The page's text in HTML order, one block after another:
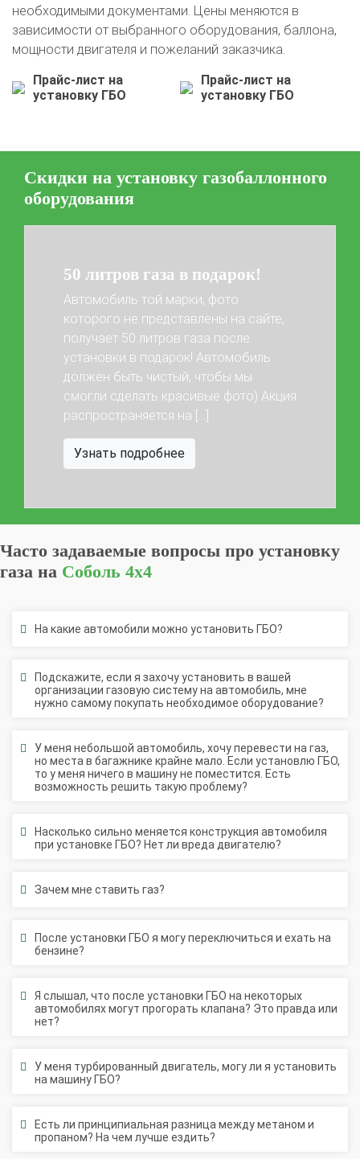
О автосервисе
Отзывы клиентов
Установка ГБО за 6 часов
BRC
OMVL LOVATO KME Digitronic
Цена на установку ГБО
Полная диагностика ГБО
Чистка и регулировка форсунок
Замена датчика давления
Замена баллона
Установка редуктора
Регистрация ГБО в ГИБДД
Штрафы в 2026 году
Документы для регистрации
Свидетельство на ГБО
необходимыми документами. Цены меняются в
зависимости от выбранного оборудования, баллона,
мощности двигателя и пожеланий заказчика.
Прайс-лист на
установку ГБО
Прайс-лист на
установку ГБО
Скидки на установку газобаллонного
оборудования
50 литров газа в подарок!
Автомобиль той марки, фото
которого не представлены на сайте,
получает 50 литров газа после
установки в подарок! Автомобиль
должен быть чистый, чтобы мы
смогли сделать красивые фото) Акция
распространяется на […]
Узнать подробнее
Previous
Часто задаваемые вопросы про установку
газа на Соболь 4х4
На какие автомобили можно установить ГБО?
Подскажите, если я захочу установить в вашей
организации газовую систему на автомобиль, мне
нужно самому покупать необходимое оборудование?
У меня небольшой автомобиль, хочу перевести на газ,
но места в багажнике крайне мало. Если установлю ГБО,
то у меня ничего в машину не поместится. Есть
возможность решить такую проблему?
Насколько сильно меняется конструкция автомобиля
при установке ГБО? Нет ли вреда двигателю?
Зачем мне ставить газ?
После установки ГБО я могу переключиться и ехать на
бензине?
Я слышал, что после установки ГБО на некоторых
автомобилях могут прогорать клапана? Это правда или
нет?
У меня турбированный двигатель, могу ли я установить
на машину ГБО?
Есть ли принципиальная разница между метаном и
пропаном? На чем лучше ездить?